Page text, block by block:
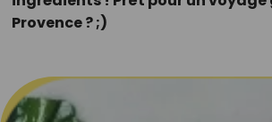
Provence ? ;)